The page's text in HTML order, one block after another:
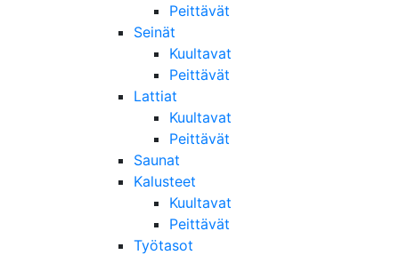
Peittävät
Seinät
Kuultavat
Peittävät
Lattiat
Kuultavat
Peittävät
Saunat
Kalusteet
Kuultavat
Peittävät
Työtasot